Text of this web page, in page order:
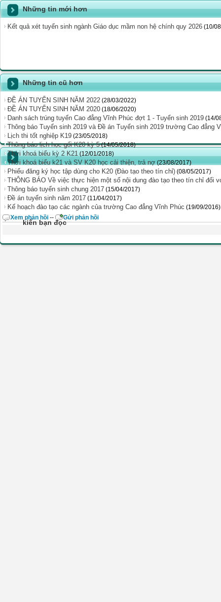
Những tin mới hơn
Kết quả xét tuyển sinh ngành Giáo dục mầm non hệ chính quy 2026 (10/
Những tin cũ hơn
ĐỀ ÁN TUYỂN SINH NĂM 2022 (28/03/2022)
ĐỀ ÁN TUYỂN SINH NĂM 2020 (18/06/2020)
Danh sách trúng tuyển Cao đẳng Vĩnh Phúc đợt 1 - Tuyển sinh 2019 (14/
Thông báo Tuyển sinh 2019 và Đề án Tuyển sinh 2019 trường Cao đẳng
Lịch thi tốt nghiệp K19 (23/05/2018)
Thông báo lịch học gối K20 kỳ 5 (14/05/2018)
Thời khoá biểu kỳ 2 K21 (12/01/2018)
Thời khoá biểu k21 và SV K20 học cải thiện, trả nợ (23/08/2017)
Phiếu đăng ký học tập dùng cho K20 (Đào tạo theo tín chỉ) (08/05/2017)
THÔNG BÁO Về việc thực hiện một số nội dung đào tạo theo tín chỉ đối
Thông báo tuyển sinh chung 2017 (15/04/2017)
Đề án tuyển sinh năm 2017 (11/04/2017)
Kế hoạch đào tạo các ngành của trường Cao đẳng Vĩnh Phúc (19/09/2016)
kiến bạn đọc
Xem phản hồi -- Gửi phản hồi